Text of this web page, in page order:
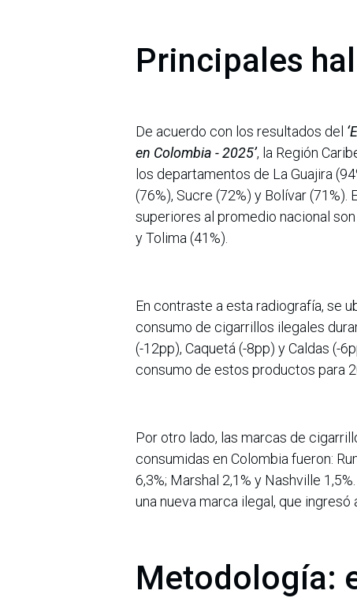
Principales
De acuerdo con los resultados del
en Colombia - 2025’, la Región
los departamentos de La Guajira
(76%), Sucre (72%) y Bolívar
superiores al promedio nacional
y Tolima (41%).
En contraste a esta radiografía, se
consumo de cigarrillos ilegales
(-12pp), Caquetá (-8pp) y Caldas (-
consumo de estos productos para
Por otro lado, las marcas de
consumidas en Colombia fueron:
6,3%; Marshal 2,1% y Nashville
una nueva marca ilegal, que ingresó
Metodología: